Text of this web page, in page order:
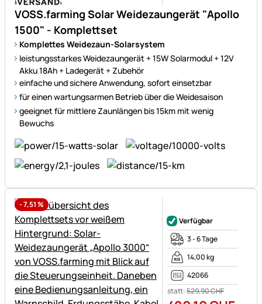
VOSS.farming Solar Weidezaungerät "Apollo
1500" - Komplettset
Komplettes Weidezaun-Solarsystem
leistungsstarkes Weidezaungerät + 15W Solarmodul + 12V
Akku 18Ah + Ladegerät + Zubehör
einfache und sichere Anwendung, sofort einsetzbar
für einen wartungsarmen Betrieb über die Weidesaison
geeignet für mittlere Zaunlängen bis 15km mit wenig
Bewuchs
-7,51%
Verfügbar
3 - 6 Tage
14,00 kg
42066
statt:529,90CHF